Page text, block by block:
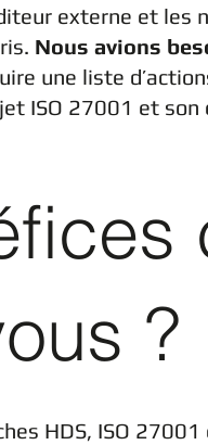
externe et les
Nous avions
une liste
ISO 27001 et
?
HDS, ISO 27001